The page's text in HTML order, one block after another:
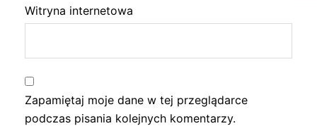
Witryna internetowa
Zapamiętaj moje dane w tej przeglądarce
podczas pisania kolejnych komentarzy.